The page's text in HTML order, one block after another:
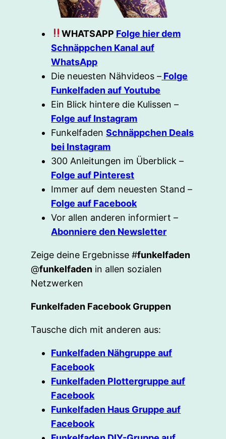
WHATSAPP Folge hier dem
Schnäppchen Kanal auf
WhatsApp
Die neuesten Nähvideos – Folge
Funkelfaden auf Youtube
Ein Blick hintere die Kulissen –
Folge auf Instagram
FunkelfadenSchnäppchen Deals
bei Instagram
300 Anleitungen im Überblick –
Folge auf Pinterest
Immer auf dem neuesten Stand –
Folge auf Facebook
Vor allen anderen informiert –
Abonniere den Newsletter
Zeige deine Ergebnisse #funkelfaden
@funkelfaden in allen sozialen
Netzwerken
Funkelfaden Facebook Gruppen
Tausche dich mit anderen aus:
Funkelfaden Nähgruppe auf
Facebook
Funkelfaden Plottergruppe auf
Facebook
Funkelfaden Haus Gruppe auf
Facebook